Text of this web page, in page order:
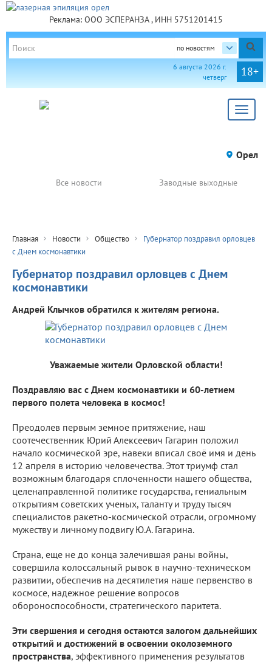
Реклама: ООО ЭСПЕРАНЗА , ИНН 5751201415
по новостям
18+
6 августа 2026 г.
четверг
Toggle
Орел
Все новости Заводные выходные
Главная Новости Общество
Губернатор поздравил орловцев
с Днем космонавтики
Губернатор поздравил орловцев с Днем
космонавтики
Андрей Клычков обратился к жителям региона.
Уважаемые жители Орловской области!
Поздравляю вас с Днем космонавтики и 60-летием
первого полета человека в космос!
Преодолев первым земное притяжение, наш
соотечественник Юрий Алексеевич Гагарин положил
начало космической эре, навеки вписал своё имя и день
12 апреля в историю человечества. Этот триумф стал
возможным благодаря сплоченности нашего общества,
целенаправленной политике государства, гениальным
открытиям советских ученых, таланту и труду тысяч
специалистов ракетно-космической отрасли, огромному
мужеству и личному подвигу Ю.А. Гагарина.
Страна, еще не до конца залечившая раны войны,
совершила колоссальный рывок в научно-техническом
развитии, обеспечив на десятилетия наше первенство в
космосе, надежное решение вопросов
обороноспособности, стратегического паритета.
Эти свершения и сегодня остаются залогом дальнейших
открытий и достижений в освоении околоземного
пространства, эффективного применения результатов